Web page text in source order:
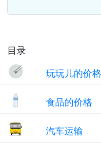
目录
玩玩儿的价格
食品的价格
汽车运输